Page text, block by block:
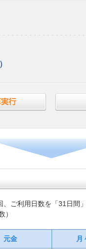
ご利用日数を「31日間
）
元金 月